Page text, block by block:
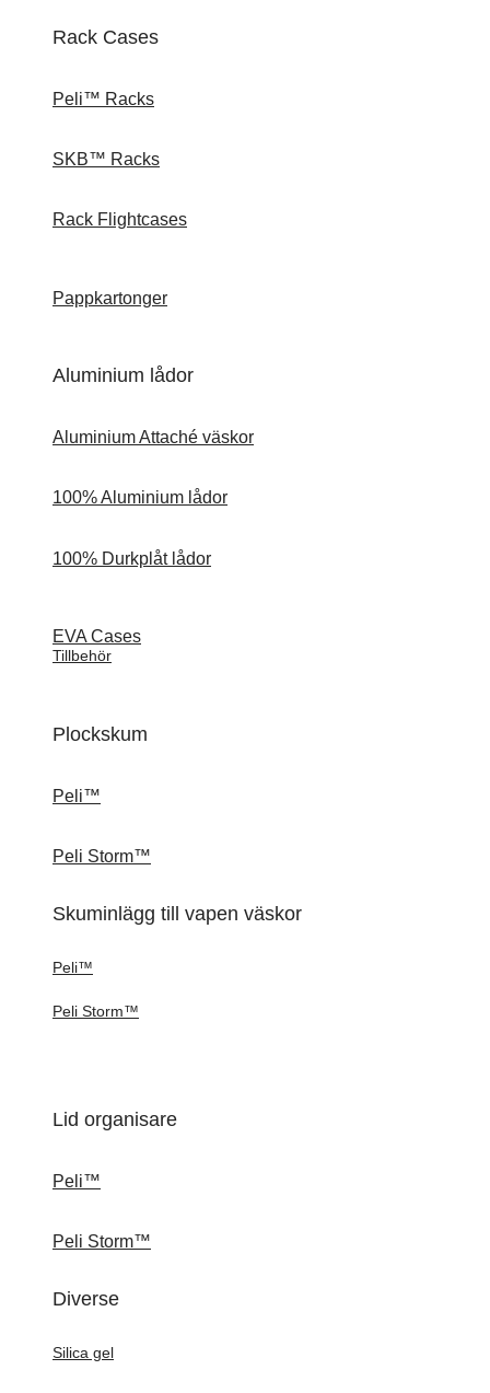
Rack Cases
Peli™ Racks
SKB™ Racks
Rack Flightcases
Pappkartonger
Aluminium lådor
Aluminium Attaché väskor
100% Aluminium lådor
100% Durkplåt lådor
EVA Cases
Tillbehör
Plockskum
Peli™
Peli Storm™
Skuminlägg till vapen väskor
Peli™
Peli Storm™
Lid organisare
Peli™
Peli Storm™
Diverse
Silica gel